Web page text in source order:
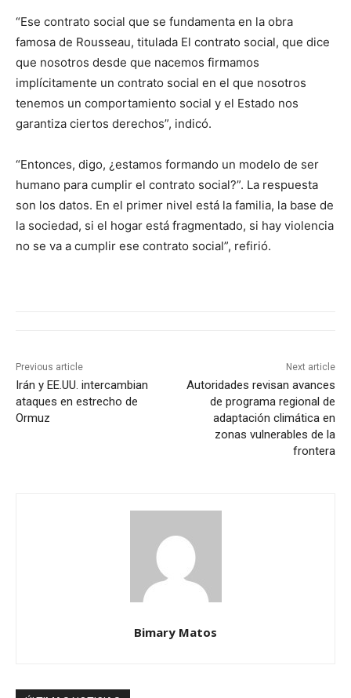
“Ese contrato social que se fundamenta en la obra
famosa de Rousseau, titulada El contrato social, que dice
que nosotros desde que nacemos firmamos
implícitamente un contrato social en el que nosotros
tenemos un comportamiento social y el Estado nos
garantiza ciertos derechos”, indicó.
“Entonces, digo, ¿estamos formando un modelo de ser
humano para cumplir el contrato social?”. La respuesta
son los datos. En el primer nivel está la familia, la base de
la sociedad, si el hogar está fragmentado, si hay violencia
no se va a cumplir ese contrato social”, refirió.
Previous article
Irán y EE.UU. intercambian
ataques en estrecho de
Ormuz
Next article
Autoridades revisan avances
de programa regional de
adaptación climática en
zonas vulnerables de la
frontera
Bimary Matos